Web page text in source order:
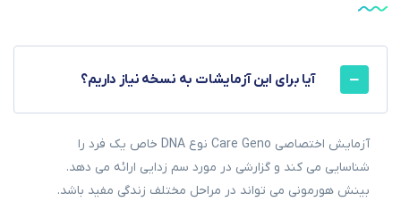
آیا برای این آزمایشات به نسخه نیاز داریم؟
آزمایش اختصاصی Care Geno نوع DNA خاص یک فرد را
شناسایی می کند و گزارشی در مورد سم زدایی ارائه می دهد.
بینش هورمونی می تواند در مراحل مختلف زندگی مفید باشد.